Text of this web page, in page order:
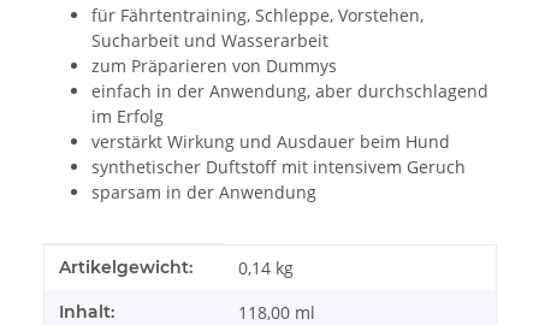
für Fährtentraining, Schleppe, Vorstehen,
Sucharbeit und Wasserarbeit
zum Präparieren von Dummys
einfach in der Anwendung, aber durchschlagend
im Erfolg
verstärkt Wirkung und Ausdauer beim Hund
synthetischer Duftstoff mit intensivem Geruch
sparsam in der Anwendung
Produkteigenschaft
Wert
Artikelgewicht: 0,14 kg
Inhalt: 118,00 ml